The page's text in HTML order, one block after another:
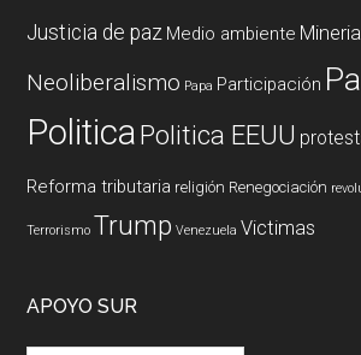
Justicia de paz Medio ambiente Mineria
Neoliberalismo Papa Participación
PoliticaPolitica EEUU
Reforma tributaria religión Renegociación
Terrorismo Trump Venezuela Victimas
APOYO SUR